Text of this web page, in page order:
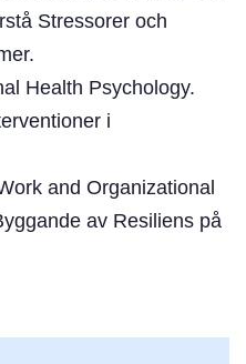
Stressorer och
Health Psychology.
i
and Organizational
av Resiliens på